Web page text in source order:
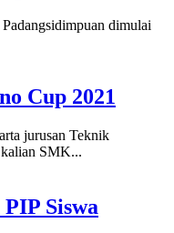
dimulai
Cup 2021
jurusan Teknik
SMK...
Siswa